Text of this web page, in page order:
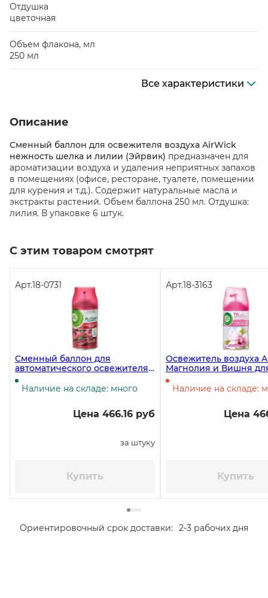
Отдушка
цветочная
Объем флакона, мл
250 мл
Все характеристики
Описание
Сменный баллон для освежителя воздуха AirWick
нежность шелка и лилии (Эйрвик) предназначен для
ароматизации воздуха и удаления неприятных запахов
в помещениях (офисе, ресторане, туалете, помещении
для курения и т.д.). Содержит натуральные масла и
экстракты растений. Объем баллона 250 мл. Отдушка:
лилия. В упаковке 6 штук.
С этим товаром смотрят
Арт.18-0731
Сменный баллон для
автоматического освежителя
AirWick Дикий гранат, 250 мл
Наличие на складе: много
Цена 466.16 руб
за штуку
Купить
Арт.18-3163
Освежитель воздуха
Магнолия и Вишня
диспенсера, 250 мл
Наличие на складе:
Цена
Купить
Ориентировочный срок доставки: 2-3 рабочих дня